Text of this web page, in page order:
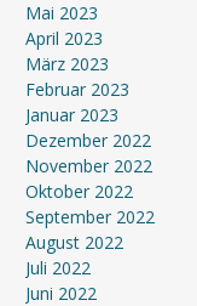
Mai 2023
April 2023
März 2023
Februar 2023
Januar 2023
Dezember 2022
November 2022
Oktober 2022
September 2022
August 2022
Juli 2022
Juni 2022